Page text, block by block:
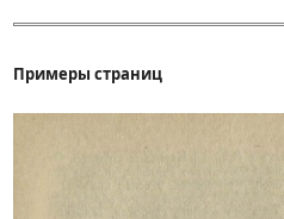
Примеры страниц